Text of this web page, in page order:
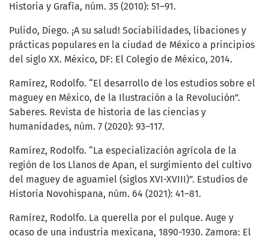
Historia y Grafía, núm. 35 (2010): 51–91.
Pulido, Diego. ¡A su salud! Sociabilidades, libaciones y
prácticas populares en la ciudad de México a principios
del siglo XX. México, DF: El Colegio de México, 2014.
Ramírez, Rodolfo. “El desarrollo de los estudios sobre el
maguey en México, de la Ilustración a la Revolución”.
Saberes. Revista de historia de las ciencias y
humanidades, núm. 7 (2020): 93–117.
Ramírez, Rodolfo. “La especialización agrícola de la
región de los Llanos de Apan, el surgimiento del cultivo
del maguey de aguamiel (siglos XVI-XVIII)”. Estudios de
Historia Novohispana, núm. 64 (2021): 41–81.
Ramírez, Rodolfo. La querella por el pulque. Auge y
ocaso de una industria mexicana, 1890-1930. Zamora: El